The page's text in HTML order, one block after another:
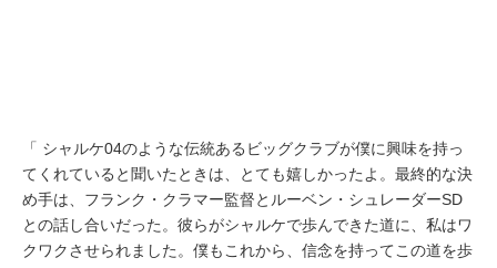
「 シャルケ04のような伝統あるビッグクラブが僕に興味を持っ
てくれていると聞いたときは、とても嬉しかったよ。最終的な決
め手は、フランク・クラマー監督とルーベン・シュレーダーSD
との話し合いだった。彼らがシャルケで歩んできた道に、私はワ
クワクさせられました。僕もこれから、信念を持ってこの道を歩